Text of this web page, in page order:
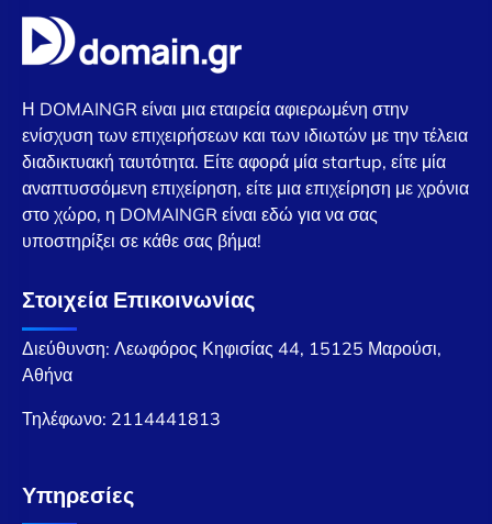
Η DOMAINGR είναι μια εταιρεία αφιερωμένη στην
ενίσχυση των επιχειρήσεων και των ιδιωτών με την τέλεια
διαδικτυακή ταυτότητα. Είτε αφορά μία startup, είτε μία
αναπτυσσόμενη επιχείρηση, είτε μια επιχείρηση με χρόνια
στο χώρο, η DOMAINGR είναι εδώ για να σας
υποστηρίξει σε κάθε σας βήμα!
Στοιχεία Επικοινωνίας
Διεύθυνση: Λεωφόρος Κηφισίας 44, 15125 Μαρούσι,
Αθήνα
Τηλέφωνο: 2114441813
Υπηρεσίες